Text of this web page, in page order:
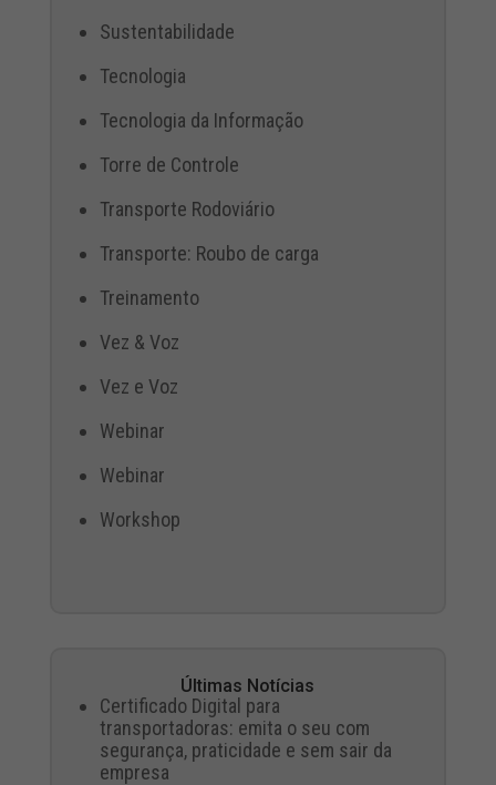
Sustentabilidade
Tecnologia
Tecnologia da Informação
Torre de Controle
Transporte Rodoviário
Transporte: Roubo de carga
Treinamento
Vez & Voz
Vez e Voz
Webinar
Webinar
Workshop
Últimas Notícias
Certificado Digital para
transportadoras: emita o seu com
segurança, praticidade e sem sair da
empresa